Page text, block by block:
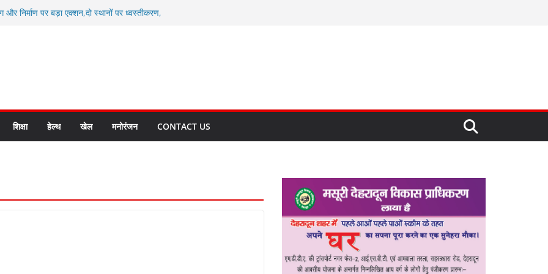
और निर्माण पर बड़ा एक्शन,दो स्थानों पर ध्वस्तीकरण,
टू ग्लोबल’ के संकल्प को आगे बढ़ा रही उत्तराखंड
के पदक विजेताओं और प्रशिक्षकों को
क्रीड़ा विश्वविद्यालय गौलापार के निर्माण कार्यों की
शिक्षा हेल्थ खेल मनोरंजन CONTACT US